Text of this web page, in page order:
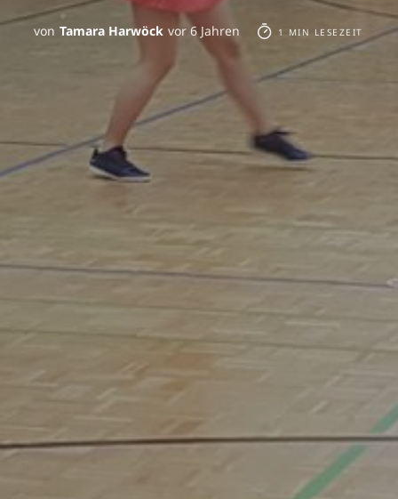
von Tamara Harwöck vor 6 Jahren 1 MIN LESEZEIT